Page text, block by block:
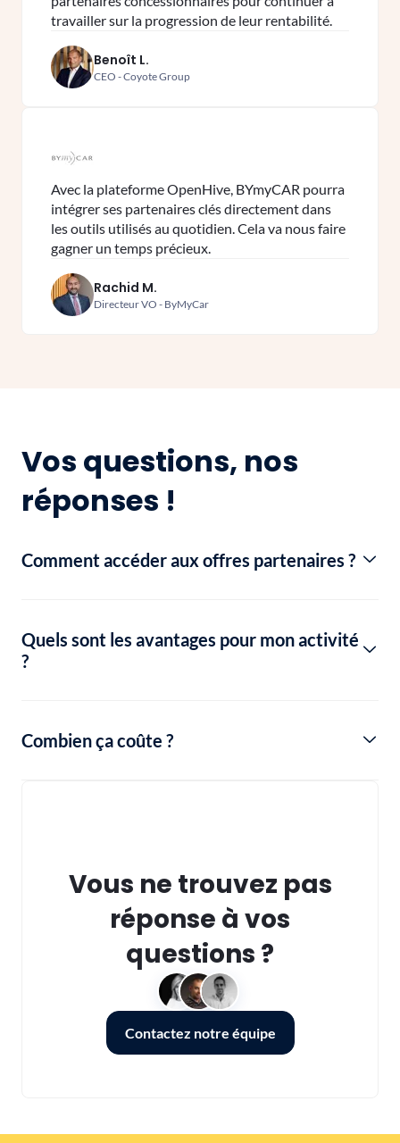
travailler sur la progression de leur rentabilité.
Benoît L.
CEO - Coyote Group
Avec la plateforme OpenHive, BYmyCAR pourra
intégrer ses partenaires clés directement dans
les outils utilisés au quotidien. Cela va nous faire
gagner un temps précieux.
Rachid M.
Directeur VO - ByMyCar
Vos questions, nos
réponses !
Comment accéder aux offres partenaires ?
Quels sont les avantages pour mon activité
?
Combien ça coûte ?
Vous ne trouvez pas
réponse à vos
questions ?
Contactez notre équipe